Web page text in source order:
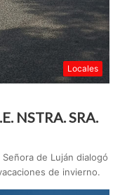
Locales
NSTRA. SRA.
de Luján dialogó
de invierno.